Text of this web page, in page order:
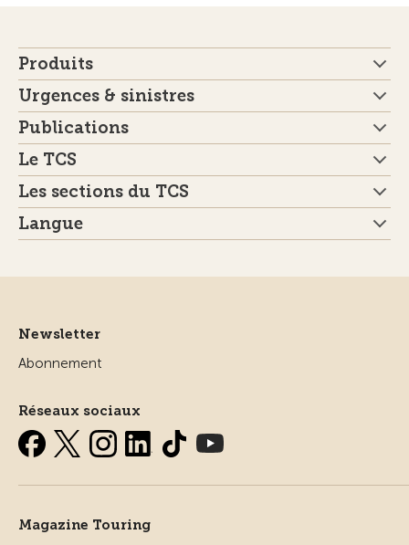
Produits
Urgences & sinistres
Publications
Le TCS
Les sections du TCS
Langue
Newsletter
Abonnement
Réseaux sociaux
Magazine Touring